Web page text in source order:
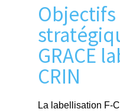
Objectifs
GRACE
CRIN
La labellisation F-